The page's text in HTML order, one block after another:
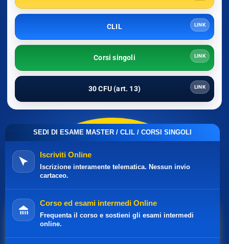
CLIL LINK
Corsi singoli LINK
30 CFU (art. 13) LINK
SEDI DI ESAME MASTER / CLIL / CORSI SINGOLI
Iscriviti Online
Iscrizione interamente telematica. Nessun invio
cartaceo.
Corso ed esami intermedi Online
Frequenta il corso e sostieni gli esami intermedi
online.